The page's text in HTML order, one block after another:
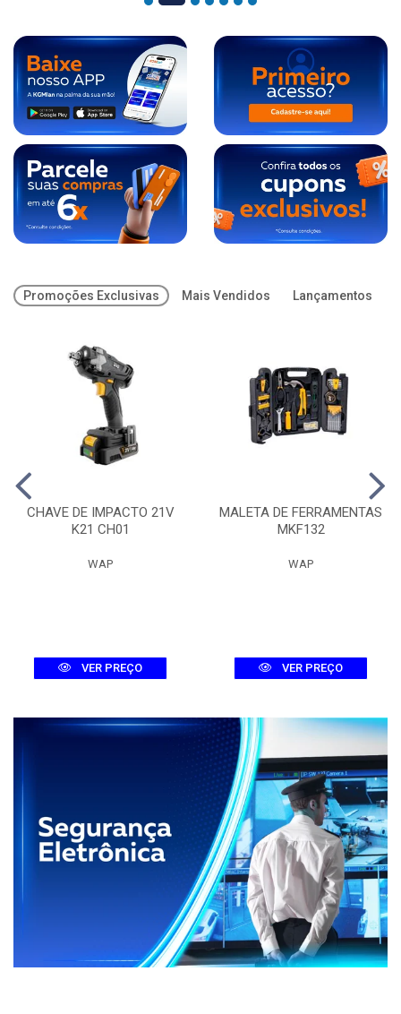
Promoções Exclusivas Mais Vendidos Lançamentos
CHAVE DE IMPACTO 21V
K21 CH01
WAP
VER PREÇO
MALETA DE FERRAMENTAS
MKF132
WAP
VER PREÇO